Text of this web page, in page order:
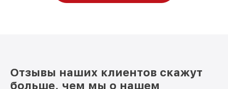
Отзывы наших клиентов скажут
больше, чем мы о нашем